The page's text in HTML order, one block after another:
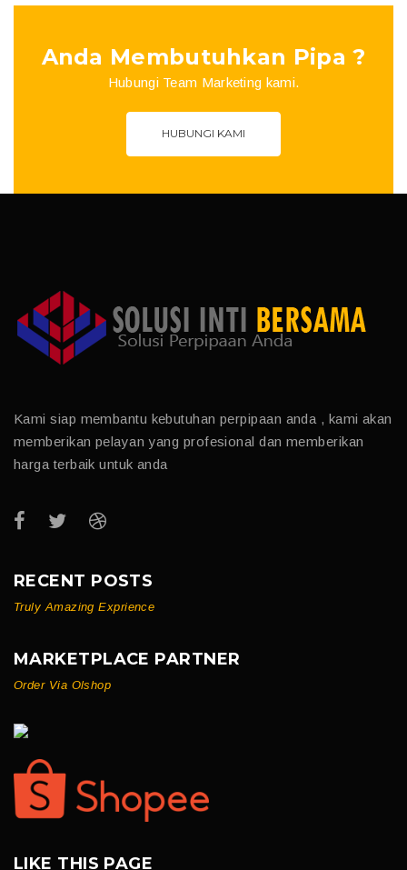
Anda Membutuhkan Pipa ?
Hubungi Team Marketing kami.
HUBUNGI KAMI
Kami siap membantu kebutuhan perpipaan anda , kami akan
memberikan pelayan yang profesional dan memberikan
harga terbaik untuk anda
RECENT POSTS
Truly Amazing Exprience
MARKETPLACE PARTNER
Order Via Olshop
LIKE THIS PAGE